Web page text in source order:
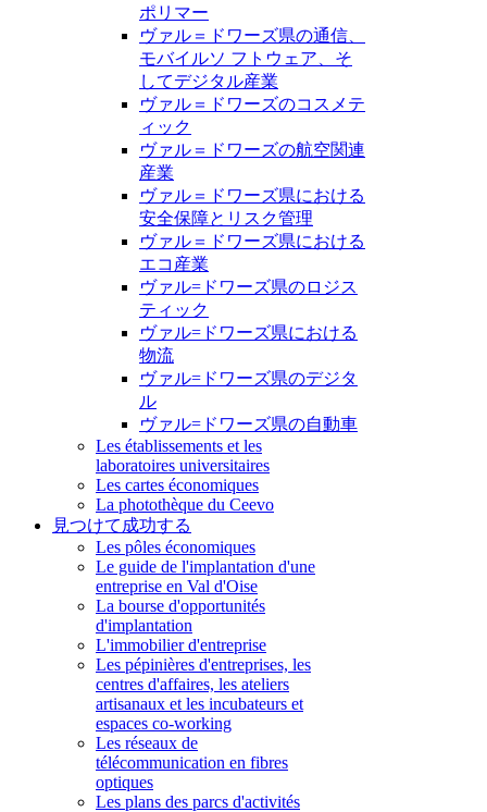
ポリマー
ヴァル＝ドワーズ県の通信、
モバイルソ フトウェア、そ
してデジタル産業
ヴァル＝ドワーズのコスメテ
ィック
ヴァル＝ドワーズの航空関連
産業
ヴァル＝ドワーズ県における
安全保障とリスク管理
ヴァル＝ドワーズ県における
エコ産業
ヴァル=ドワーズ県のロジス
ティック
ヴァル=ドワーズ県における
物流
ヴァル=ドワーズ県のデジタ
ル
ヴァル=ドワーズ県の自動車
Les établissements et les
laboratoires universitaires
Les cartes économiques
La photothèque du Ceevo
見つけて成功する
Les pôles économiques
Le guide de l'implantation d'une
entreprise en Val d'Oise
La bourse d'opportunités
d'implantation
L'immobilier d'entreprise
Les pépinières d'entreprises, les
centres d'affaires, les ateliers
artisanaux et les incubateurs et
espaces co-working
Les réseaux de
télécommunication en fibres
optiques
Les plans des parcs d'activités